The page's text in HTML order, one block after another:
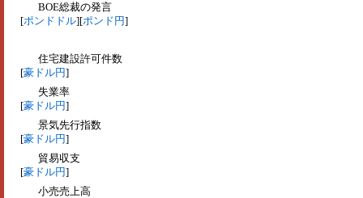
BOE総裁の発言
[ポンドドル][ポンド円]
住宅建設許可件数
[豪ドル円]
失業率
[豪ドル円]
景気先行指数
[豪ドル円]
貿易収支
[豪ドル円]
小売売上高